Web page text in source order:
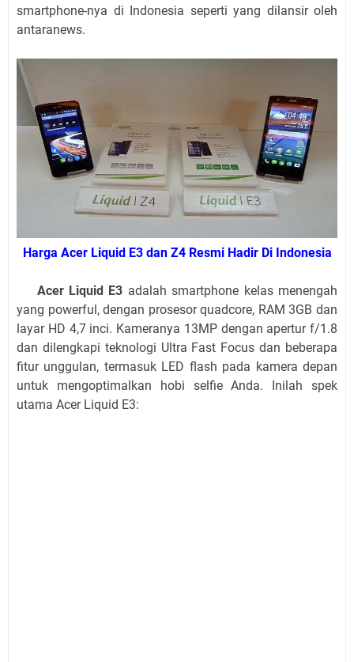
smartphone-nya di Indonesia seperti yang dilansir oleh
antaranews.
Harga Acer Liquid E3 dan Z4 Resmi Hadir Di Indonesia
Acer Liquid E3 adalah smartphone kelas menengah
yang powerful, dengan prosesor quadcore, RAM 3GB dan
layar HD 4,7 inci. Kameranya 13MP dengan apertur f/1.8
dan dilengkapi teknologi Ultra Fast Focus dan beberapa
fitur unggulan, termasuk LED flash pada kamera depan
untuk mengoptimalkan hobi selfie Anda. Inilah spek
utama Acer Liquid E3: